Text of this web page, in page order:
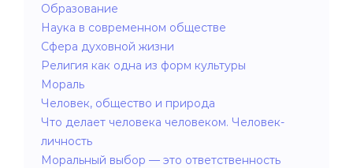
Образование
Наука в современном обществе
Сфера духовной жизни
Религия как одна из форм культуры
Мораль
Человек, общество и природа
Что делает человека человеком. Человек-
личность
Моральный выбор — это ответственность